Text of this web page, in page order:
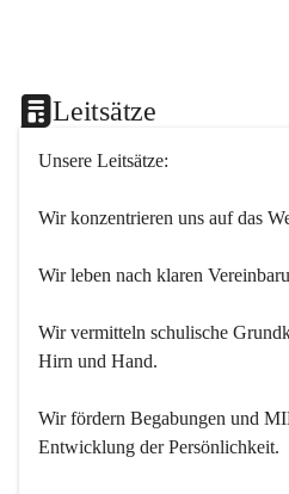
Leitsätze
Unsere Leitsätze:
Wir konzentrieren uns auf das
Wir leben nach klaren
Wir vermitteln schulische
Hirn und Hand.
Wir fördern Begabungen und
Entwicklung der Persönlichkeit.